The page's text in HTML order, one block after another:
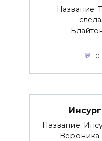
Название:
0
Название:
Вероника